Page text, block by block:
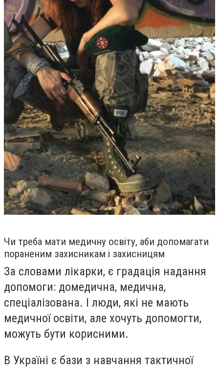
Чи треба мати медичну освіту, аби допомагати
пораненим захисникам і захисницям
За словами лікарки, є градація надання
допомоги: домедична, медична,
спеціалізована. І люди, які не мають
медичної освіти, але хочуть допомогти,
можуть бути корисними.
В Україні є бази з навчання тактичної